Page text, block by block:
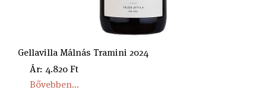
Gellavilla Málnás Tramini 2024
Ár: 4.820 Ft
Bővebben...